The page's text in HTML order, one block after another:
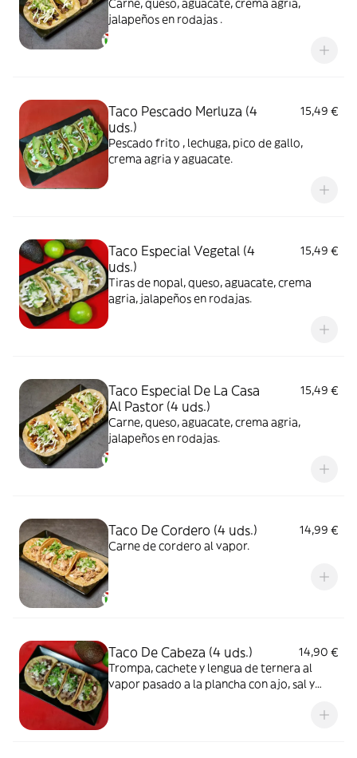
Carne, queso, aguacate, crema agria,
jalapeños en rodajas .
Taco Pescado Merluza (4
uds.)
15,49 €
Pescado frito , lechuga, pico de gallo,
crema agria y aguacate.
Taco Especial Vegetal (4
uds.)
15,49 €
Tiras de nopal, queso, aguacate, crema
agria, jalapeños en rodajas.
Taco Especial De La Casa
Al Pastor (4 uds.)
15,49 €
Carne, queso, aguacate, crema agria,
jalapeños en rodajas.
Taco De Cordero (4 uds.)
14,99 €
Carne de cordero al vapor.
Taco De Cabeza (4 uds.)
14,90 €
Trompa, cachete y lengua de ternera al
vapor pasado a la plancha con ajo, sal y